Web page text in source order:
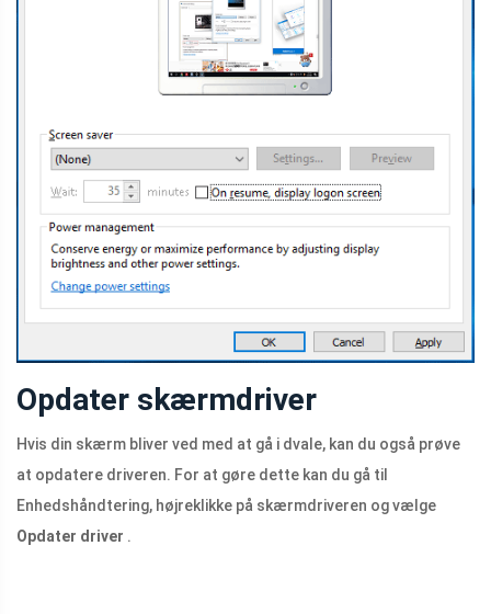
Opdater skærmdriver
Hvis din skærm bliver ved med at gå i dvale, kan du også prøve
at opdatere driveren. For at gøre dette kan du gå til
Enhedshåndtering, højreklikke på skærmdriveren og vælge
Opdater driver .